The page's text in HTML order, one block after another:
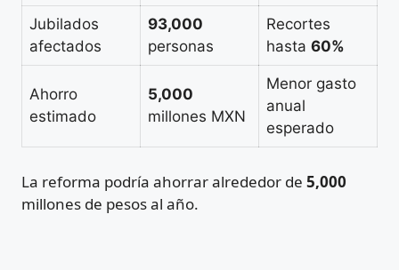
Jubilados
afectados
93,000
personas
Recortes
hasta 60%
Ahorro
estimado
5,000
millones MXN
Menor gasto
anual
esperado
La reforma podría ahorrar alrededor de 5,000
millones de pesos al año.